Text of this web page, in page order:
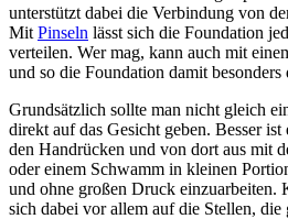
unterstützt dabei die Verbindung von
Mit Pinseln lässt sich die Foundation
verteilen. Wer mag, kann auch mit
und so die Foundation damit
Grundsätzlich sollte man nicht gleich
direkt auf das Gesicht geben. Besser
den Handrücken und von dort aus mit
oder einem Schwamm in kleinen
und ohne großen Druck einzuarbeiten.
sich dabei vor allem auf die Stellen, die